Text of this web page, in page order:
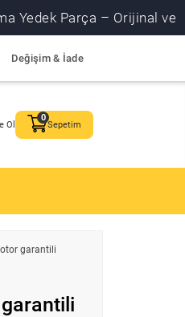
Parça – Orijinal ve
Değişim & İade
Ol Sepetim
garantili